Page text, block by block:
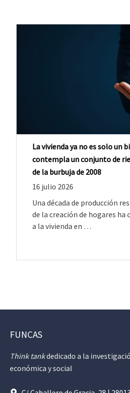
La vivienda ya no es solo un
contempla un conjunto de
de la burbuja de 2008
16 julio 2026
Una década de producción
de la creación de hogares ha
a la vivienda en …
FUNCAS
Think tankdedicado a la
económica y social